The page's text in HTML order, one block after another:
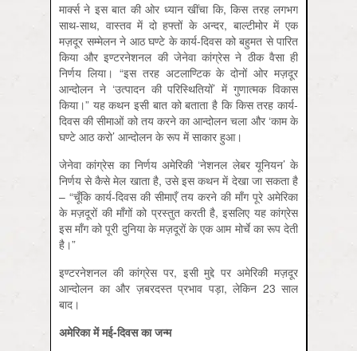
मार्क्स ने इस बात की ओर ध्यान खींचा कि, किस तरह लगभग
साथ-साथ, वास्तव में दो हफ्तों के अन्दर, बाल्टीमोर में एक
मज़दूर सम्मेलन ने आठ घण्टे के कार्य-दिवस को बहुमत से पारित
किया और इण्टरनेशनल की जेनेवा कांग्रेस ने ठीक वैसा ही
निर्णय लिया। “इस तरह अटलाण्टिक के दोनों ओर मज़दूर
आन्दोलन ने ‘उत्पादन की परिस्थितियों’ में गुणात्मक विकास
किया।” यह कथन इसी बात को बताता है कि किस तरह कार्य-
दिवस की सीमाओं को तय करने का आन्दोलन चला और ‘काम के
घण्टे आठ करो’ आन्दोलन के रूप में साकार हुआ।
जेनेवा कांग्रेस का निर्णय अमेरिकी ‘नेशनल लेबर यूनियन’ के
निर्णय से कैसे मेल खाता है, उसे इस कथन में देखा जा सकता है
– “चूँकि कार्य-दिवस की सीमाएँ तय करने की माँग पूरे अमेरिका
के मज़दूरों की माँगों को प्रस्तुत करती है, इसलिए यह कांग्रेस
इस माँग को पूरी दुनिया के मज़दूरों के एक आम मोर्चे का रूप देती
है।”
इण्टरनेशनल की कांग्रेस पर, इसी मुद्दे पर अमेरिकी मज़दूर
आन्दोलन का और ज़बरदस्त प्रभाव पड़ा, लेकिन 23 साल
बाद।
अमेरिका में मई-दिवस का जन्म